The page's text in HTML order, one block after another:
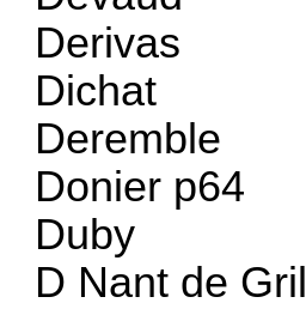
Derivas
Dichat
Deremble
Donier p64
Duby
D Nant de